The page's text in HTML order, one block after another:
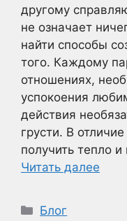
другому
не означает
найти способы
того. Каждому
отношениях,
успокоения
действия
грусти. В
получить тепло
Читать далее
Рубрики
Блог